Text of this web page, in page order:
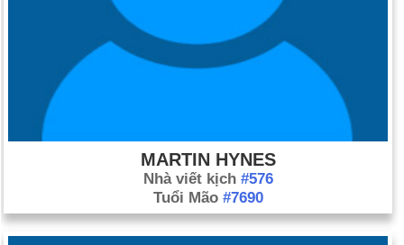
giới đồng tính luyến ái. AIDS sau đó đã được tìm ra là nguyên
MARTIN HYNES
Nhà viết kịch #576
Tuổi Mão #7690